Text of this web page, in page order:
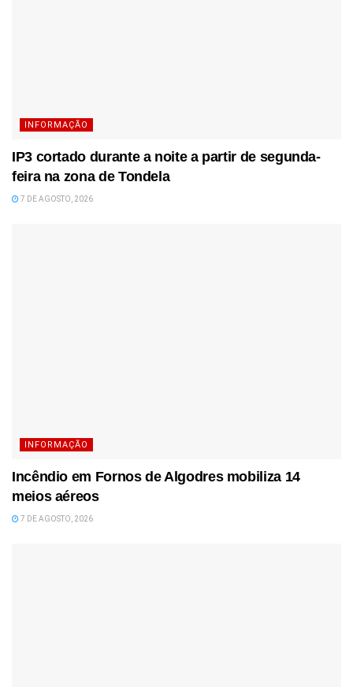
INFORMAÇÃO
IP3 cortado durante a noite a partir de segunda-
feira na zona de Tondela
7 DE AGOSTO, 2026
INFORMAÇÃO
Incêndio em Fornos de Algodres mobiliza 14
meios aéreos
7 DE AGOSTO, 2026